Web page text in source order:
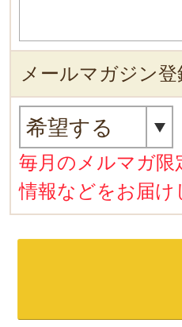
メールマガジン登
毎月のメルマガ限
情報などをお届け